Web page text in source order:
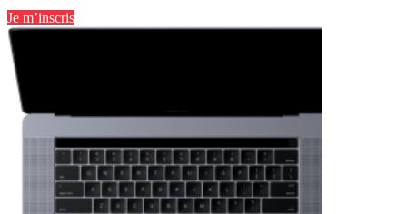
Je m’inscris